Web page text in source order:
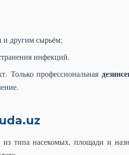
и другим сырьём;
инфекций.
Только профессиональная
из типа насекомых, площади и